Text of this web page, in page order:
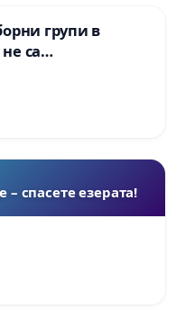
групи в
са
спасете езерата!